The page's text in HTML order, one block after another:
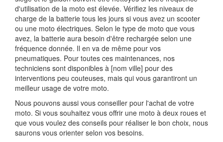
d'utilisation de la moto est élevée. Vérifiez les niveaux de
charge de la batterie tous les jours si vous avez un scooter
ou une moto électriques. Selon le type de moto que vous
avez, la batterie aura besoin d'être rechargée selon une
fréquence donnée. Il en va de même pour vos
pneumatiques. Pour toutes ces maintenances, nos
techniciens sont disponibles à [nom ville] pour des
interventions peu couteuses, mais qui vous garantiront un
meilleur usage de votre moto.
Nous pouvons aussi vous conseiller pour l'achat de votre
moto. Si vous souhaitez vous offrir une moto à deux roues et
que vous voulez des conseils pour réaliser le bon choix, nous
saurons vous orienter selon vos besoins.